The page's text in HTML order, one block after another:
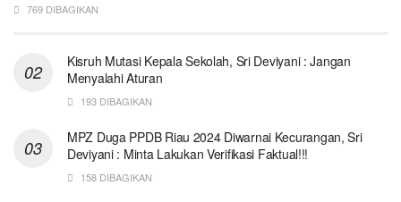
769 DIBAGIKAN
Kisruh Mutasi Kepala Sekolah, Sri Deviyani : Jangan
Menyalahi Aturan
193 DIBAGIKAN
MPZ Duga PPDB Riau 2024 Diwarnai Kecurangan, Sri
Deviyani : Minta Lakukan Verifikasi Faktual!!!
158 DIBAGIKAN